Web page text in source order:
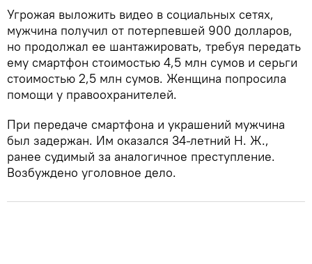
Угрожая выложить видео в социальных сетях,
мужчина получил от потерпевшей 900 долларов,
но продолжал ее шантажировать, требуя передать
ему смартфон стоимостью 4,5 млн сумов и серьги
стоимостью 2,5 млн сумов. Женщина попросила
помощи у правоохранителей.
При передаче смартфона и украшений мужчина
был задержан. Им оказался 34-летний Н. Ж.,
ранее судимый за аналогичное преступление.
Возбуждено уголовное дело.